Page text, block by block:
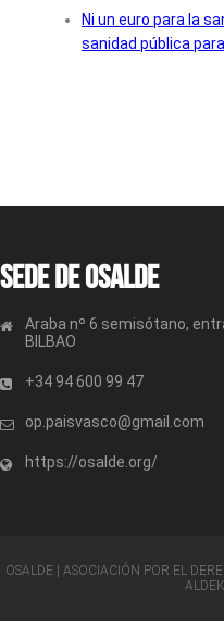
Ni un euro para la
sanidad pública
Sede de OSALDE
Araba nº 6 semisótano,
BILBAO
+34 94 600 99 47
op.paisvasco@gmail.com
https://osalde.org/
OSALDE | ASOCIACIÓN POR EL